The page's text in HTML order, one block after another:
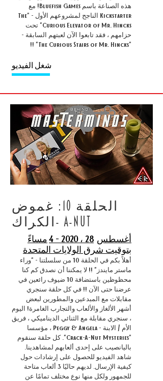
هذه الصناعة باسم Bluefish Games! مع
Kickstarter الناجح لمشروعهم الأول - "The
Curious Elevator of Mr. Hincks" تحت
حزامهم ، فقد تابعوا الآن لعبتهم السابقة -
"The Curious Stairs of Mr. Hincks" !!
شغل الفيديو
الحلقة 10: غموض
الكراك- A-NUT
أغسطس 28 ، 2020 - 4
مساءً
بتوقيت شرق الولايات المتحدة
أهلاً بكم في الحلقة 10 من سلسلتنا - "وراء
ماستر مايندز" !! لا يمكننا أن نصدق كم كنا
محظوظين باستضافة 10 ضيوف رائعين في
عرضنا حتى الآن !! في كل حلقة سنجري
مقابلات مع المبدعين والمطورين لبعض
أشهر الألغاز والألعاب والتجارب الغامرة! اليوم
، سنجري مقابلة مع الثنائي الديناميكي ، فريق
الأم / الابنة - Peggy & Angela ، مؤسسا
"Crack-A-Nut Mysteries". كل حلقة سنقوم
باليانصيب على إحدى ألعابهم لمشاهدينا.
شاهد الفيديو للحصول على إرشادات حول
كيفية الإرسال. لديهم حاليًا 3 ألعاب متاحة
للجمهور ولكل منها نوع مختلف تمامًا عن